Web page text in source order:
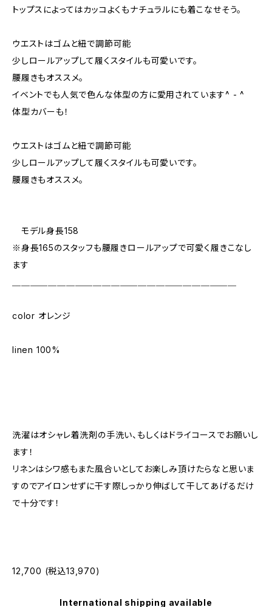
トップスによってはカッコよくもナチュラルにも着こなせそう。
ウエストはゴムと紐で調節可能
少しロールアップして履くスタイルも可愛いです。
腰履きもオススメ。
イベントでも人気で色んな体型の方に愛用されています^ - ^
体型カバーも！
ウエストはゴムと紐で調節可能
少しロールアップして履くスタイルも可愛いです。
腰履きもオススメ。
モデル身長158
※身長165のスタッフも腰履きロールアップで可愛く履きこなし
ます
color オレンジ
linen 100%
洗濯はオシャレ着洗剤の手洗い、もしくはドライコースでお願いし
ます！
リネンはシワ感もまた風合いとしてお楽しみ頂けたらなと思いま
すのでアイロンせずに干す際しっかり伸ばして干してあげるだけ
で十分です！
12,700 (税込13,970)
International shipping available